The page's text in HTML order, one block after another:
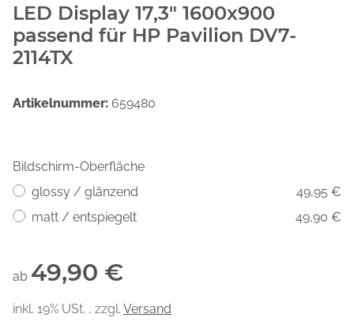
LED Display 17,3" 1600x900
passend für HP Pavilion DV7-
2114TX
Artikelnummer: 659480
Bildschirm-Oberfläche
glossy / glänzend
49,95 €
matt / entspiegelt
49,90 €
ab 49,90 €
inkl. 19% USt. , zzgl. Versand